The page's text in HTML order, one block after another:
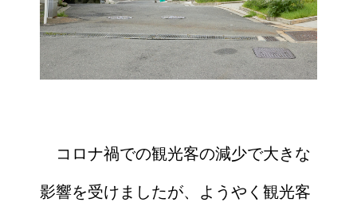
コロナ禍での観光客の減少で大きな
影響を受けましたが、ようやく観光客